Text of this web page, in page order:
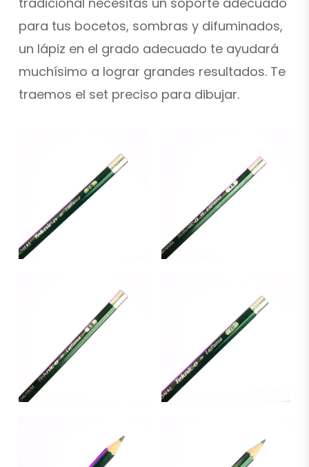
para tus bocetos, sombras y difuminados,
un lápiz en el grado adecuado te ayudará
muchísimo a lograr grandes resultados. Te
traemos el set preciso para dibujar.